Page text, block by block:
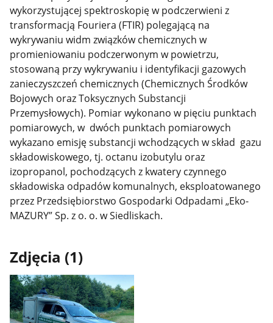
wykorzystującej spektroskopię w podczerwieni z
transformacją Fouriera (FTIR) polegającą na
wykrywaniu widm związków chemicznych w
promieniowaniu podczerwonym w powietrzu,
stosowaną przy wykrywaniu i identyfikacji gazowych
zanieczyszczeń chemicznych (Chemicznych Środków
Bojowych oraz Toksycznych Substancji
Przemysłowych). Pomiar wykonano w pięciu punktach
pomiarowych, w dwóch punktach pomiarowych
wykazano emisję substancji wchodzących w skład gazu
składowiskowego, tj. octanu izobutylu oraz
izopropanol, pochodzących z kwatery czynnego
składowiska odpadów komunalnych, eksploatowanego
przez Przedsiębiorstwo Gospodarki Odpadami „Eko-
MAZURY” Sp. z o. o. w Siedliskach.
Zdjęcia (1)